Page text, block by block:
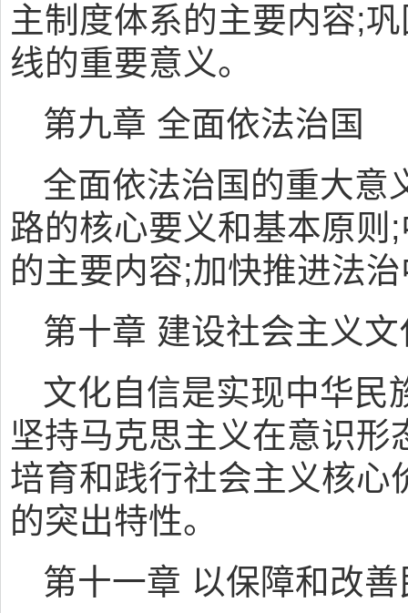
主制度体系的主要内容;
线的重要意义。
第九章 全面依法治国
全面依法治国的重大意
路的核心要义和基本原
的主要内容;加快推进法
第十章 建设社会主义
文化自信是实现中华民
坚持马克思主义在意识
培育和践行社会主义核心
的突出特性。
第十一章 以保障和改